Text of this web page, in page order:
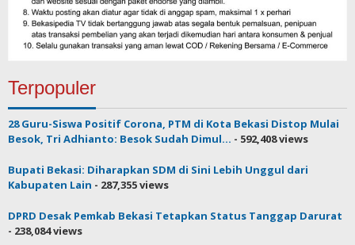
Terpopuler
28 Guru-Siswa Positif Corona, PTM di Kota Bekasi Distop Mulai
Besok, Tri Adhianto: Besok Sudah Dimul... - 592,408 views
Bupati Bekasi: Diharapkan SDM di Sini Lebih Unggul dari
Kabupaten Lain - 287,355 views
DPRD Desak Pemkab Bekasi Tetapkan Status Tanggap Darurat
- 238,084 views